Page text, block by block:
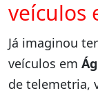
veículos
Já imaginou
veículos em
de telemetria,